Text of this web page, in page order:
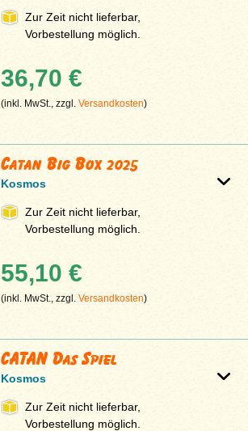
Zur Zeit nicht lieferbar,
Vorbestellung möglich.
36,70 €
(inkl. MwSt., zzgl.Versandkosten)
Catan Big Box 2025
Kosmos
Zur Zeit nicht lieferbar,
Vorbestellung möglich.
55,10 €
(inkl. MwSt., zzgl.Versandkosten)
CATAN Das Spiel
Kosmos
Zur Zeit nicht lieferbar,
Vorbestellung möglich.